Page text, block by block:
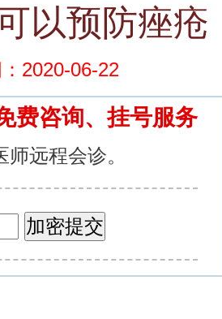
以预防痤疮
2020-06-22
费咨询、挂号服务
远程会诊。